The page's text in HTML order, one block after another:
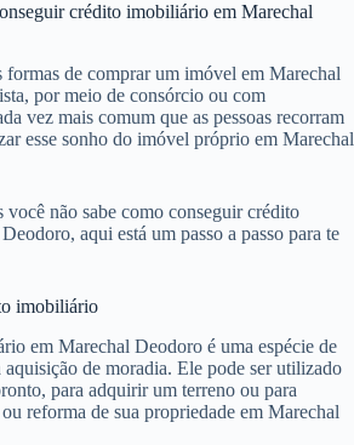
crédito imobiliário em Marechal
formas de comprar um imóvel em Marechal
por meio de consórcio ou com
vez mais comum que as pessoas recorram
esse sonho do imóvel próprio em Marechal
você não sabe como conseguir crédito
aqui está um passo a passo para te
imobiliário
em Marechal Deodoro é uma espécie de
de moradia. Ele pode ser utilizado
para adquirir um terreno ou para
reforma de sua propriedade em Marechal